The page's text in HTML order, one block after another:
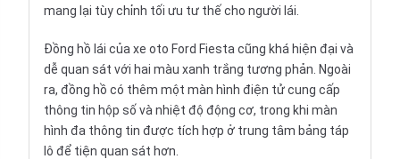
mang lại tùy chỉnh tối ưu tư thế cho người lái.
Đồng hồ lái của xe oto Ford Fiesta cũng khá hiện đại và
dễ quan sát với hai màu xanh trắng tương phản. Ngoài
ra, đồng hồ có thêm một màn hình điện tử cung cấp
thông tin hộp số và nhiệt độ động cơ, trong khi màn
hình đa thông tin được tích hợp ở trung tâm bảng táp
lô để tiện quan sát hơn.